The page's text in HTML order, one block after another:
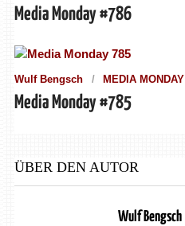
Media Monday #786
Wulf Bengsch MEDIA MONDAY
Media Monday #785
ÜBER DEN AUTOR
Wulf Bengsch